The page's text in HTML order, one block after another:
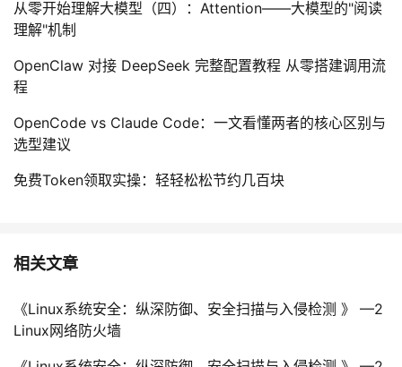
从零开始理解大模型（四）：Attention——大模型的"阅读
理解"机制
OpenClaw 对接 DeepSeek 完整配置教程 从零搭建调用流
程
OpenCode vs Claude Code：一文看懂两者的核心区别与
选型建议
免费Token领取实操：轻轻松松节约几百块
相关文章
《Linux系统安全：纵深防御、安全扫描与入侵检测 》 —2
Linux网络防火墙